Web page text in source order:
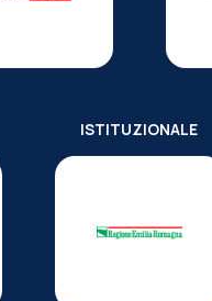
ISTITUZIONALE